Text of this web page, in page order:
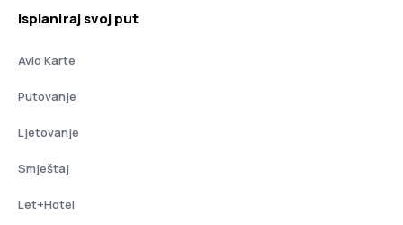
Isplaniraj svoj put
Avio Karte
Putovanje
Ljetovanje
Smještaj
Let+Hotel